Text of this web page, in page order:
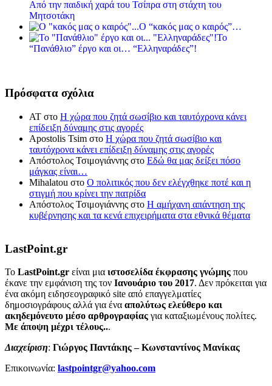
Από την παιδική χαρά του Τσίπρα στη στάχτη του
Μητσοτάκη
Ο “κακός μας ο καιρός”…
Το
“Πανάθλιο” έργο και οι… “Ελληναράδες”!
Πρόσφατα σχόλια
ΑΤ στο Η χώρα που ζητά σωσίβιο και ταυτόχρονα κάνει
επίδειξη δύναμης στις αγορές
Apostolis Tsim στο Η χώρα που ζητά σωσίβιο και
ταυτόχρονα κάνει επίδειξη δύναμης στις αγορές
Απόστολος Τσιμογιάννης στο Εδώ θα μας δείξει πόσο
μάγκας είναι…
Mihalatou στο Ο πολιτικός που δεν ελέγχθηκε ποτέ και η
στιγμή που κρίνει την πατρίδα
Απόστολος Τσιμογιάννης στο Η αμήχανη απάντηση της
κυβέρνησης και τα κενά επιχειρήματα στα εθνικά θέματα
LastPoint.gr
To LastPoint.gr είναι μια ιστοσελίδα έκφρασης γνώμης που
έκανε την εμφάνιση της τον Ιανουάριο του 2017. Δεν πρόκειται για
ένα ακόμη ειδησεογραφικό site από επαγγελματίες
δημοσιογράφους αλλά για ένα απολύτως ελεύθερο και
ακηδεμόνευτο μέσο αρθρογραφίας για καταξιωμένους πολίτες.
Με άποψη μέχρι τέλους...
Διαχείριση: Γιώργος Παντάκης – Κωνσταντίνος Μανίκας
Επικοινωνία: lastpointgr@yahoo.com